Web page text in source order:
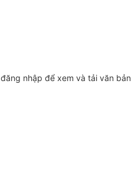
đăng nhập để xem và tải văn bản